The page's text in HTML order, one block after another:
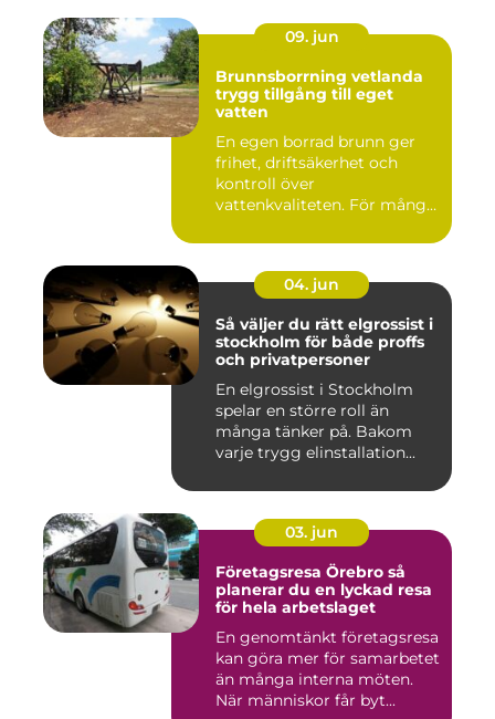
09. jun
Brunnsborrning vetlanda
trygg tillgång till eget
vatten
En egen borrad brunn ger
frihet, driftsäkerhet och
kontroll över
vattenkvaliteten. För många
04. jun
Så väljer du rätt elgrossist i
stockholm för både proffs
och privatpersoner
En elgrossist i Stockholm
spelar en större roll än
många tänker på. Bakom
varje trygg elinstallation...
03. jun
Företagsresa Örebro så
planerar du en lyckad resa
för hela arbetslaget
En genomtänkt företagsresa
kan göra mer för samarbetet
än många interna möten.
När människor får byt...